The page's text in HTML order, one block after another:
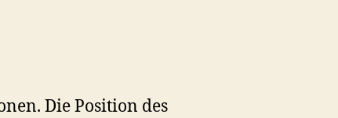
Die Position des